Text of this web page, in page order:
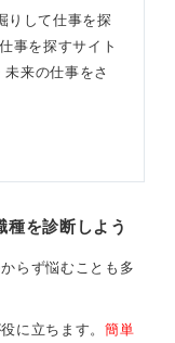
イクを通じてフ
ーディネートに
当として、商品
事も注目され
りして仕事を探
事を探すサイト
来の仕事をさ
種を診断しよう
らず悩むことも多
役に立ちます。 簡単